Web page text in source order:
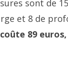
sont de
et 8 de
89